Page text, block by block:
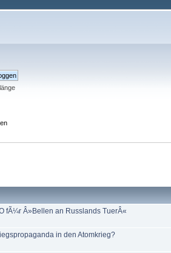
fÃ¼r Â»Bellen an Russlands TuerÂ«
in den Atomkrieg?